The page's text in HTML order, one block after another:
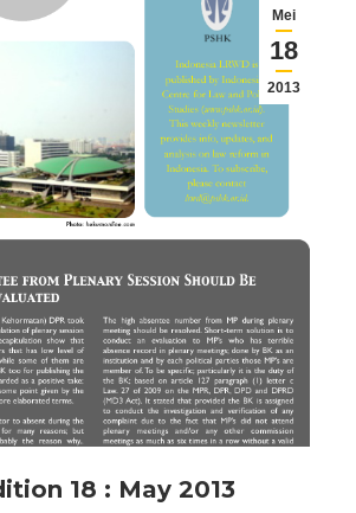
Mei
18
2013
18 : May 2013